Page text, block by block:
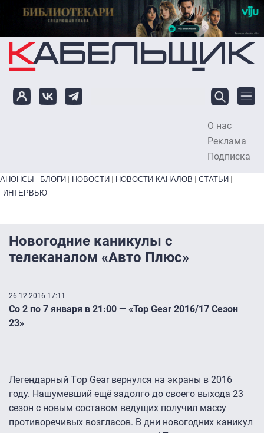
Перейти к основному содержанию
О нас
Реклама
Подписка
Primary links bottom
АНОНСЫ БЛОГИ НОВОСТИ НОВОСТИ КАНАЛОВ
СТАТЬИ
ИНТЕРВЬЮ
Новогодние каникулы с
телеканалом «Авто Плюс»
26.12.2016 17:11
Со 2 по 7 января в 21:00 — «Top Gear 2016/17 Сезон
23»
Легендарный Тop Gear вернулся на экраны в 2016
году. Нашумевший ещё задолго до своего выхода 23
сезон с новым составом ведущих получил массу
противоречивых возгласов. В дни новогодних каникул